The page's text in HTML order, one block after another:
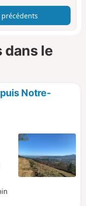
dans le
Notre-